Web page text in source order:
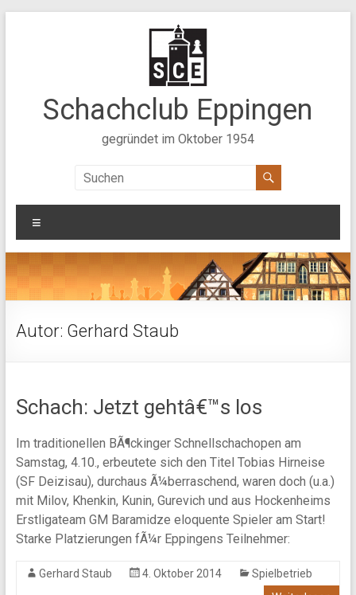
Schachclub Eppingen
gegründet im Oktober 1954
Autor: Gerhard Staub
Schach: Jetzt gehtâ€™s los
Im traditionellen BÃ¶ckinger Schnellschachopen am
Samstag, 4.10., erbeutete sich den Titel Tobias Hirneise
(SF Deizisau), durchaus Ã¼berraschend, waren doch (u.a.)
mit Milov, Khenkin, Kunin, Gurevich und aus Hockenheims
Erstligateam GM Baramidze eloquente Spieler am Start!
Starke Platzierungen fÃ¼r Eppingens Teilnehmer:
Gerhard Staub 4. Oktober 2014
Spielbetrieb